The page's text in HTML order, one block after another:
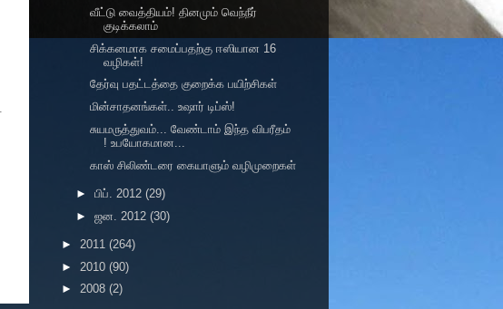
வீட்டு வைத்தியம்! தினமும் வெந்நீர்
குடிக்கலாம்
சிக்கனமாக சமைப்பதற்கு ஈஸியான 16
வழிகள்!
தேர்வு பதட்டத்தை குறைக்க பயிற்சிகள்
மின்சாதனங்கள்.. உஷார் டிப்ஸ்!
சுயமருத்துவம்... வேண்டாம் இந்த விபரீதம்
! உபயோகமான...
காஸ் சிலிண்டரை கையாளும் வழிமுறைகள்
► பிப். 2012 (29)
► ஜன. 2012 (30)
► 2011 (264)
► 2010 (90)
► 2008 (2)